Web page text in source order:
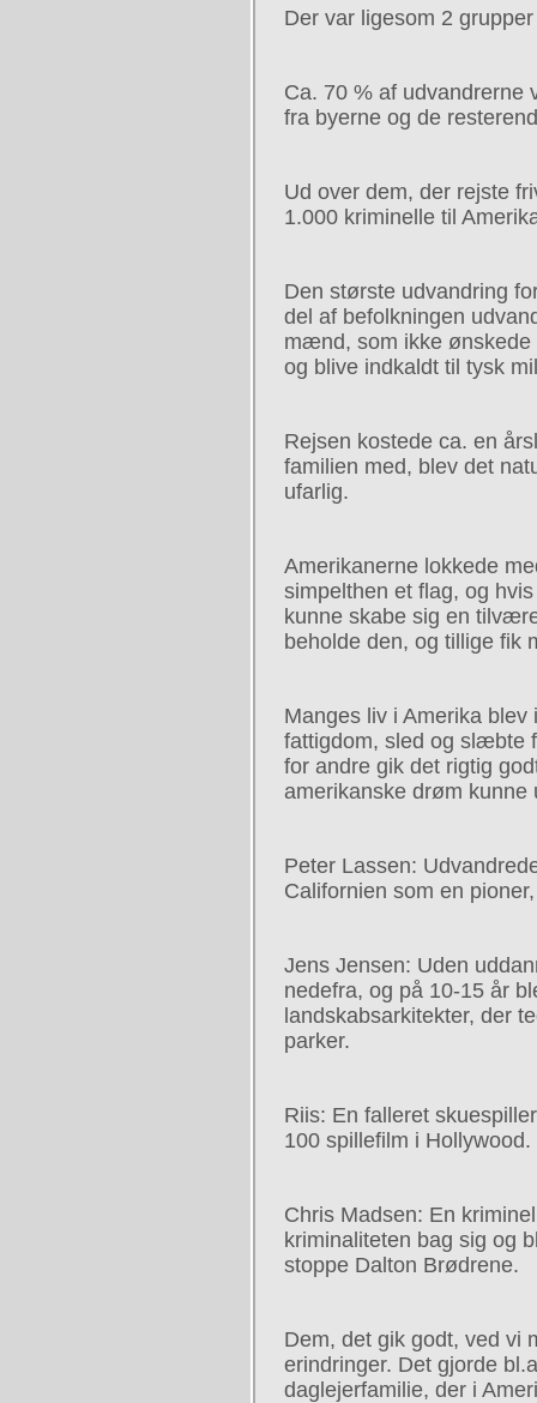
Der var ligesom 2
Ca. 70 % af udvandrerne
fra byerne og de
Ud over dem, der rejste
1.000 kriminelle til
Den største udvandring
del af befolkningen
mænd, som ikke
og blive indkaldt til tysk
Rejsen kostede ca. en
familien med, blev det
ufarlig.
Amerikanerne lokkede
simpelthen et flag, og
kunne skabe sig en
beholde den, og tillige fik
Manges liv i Amerika
fattigdom, sled og slæbte
for andre gik det rigtig
amerikanske drøm kunne
Peter Lassen:
Californien som en
Jens Jensen: Uden
nedefra, og på 10-15 år
landskabsarkitekter, der
parker.
Riis: En falleret
100 spillefilm i Hollywood.
Chris Madsen: En
kriminaliteten bag sig og
stoppe Dalton Brødrene.
Dem, det gik godt, ved vi
erindringer. Det gjorde
daglejerfamilie, der i